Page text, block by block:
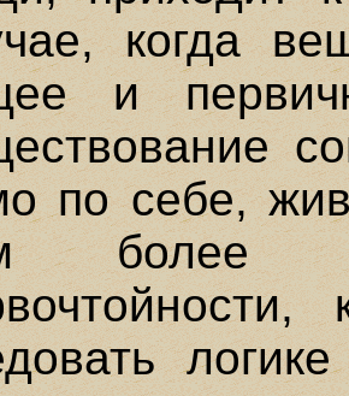
когда
и
по себе,
более